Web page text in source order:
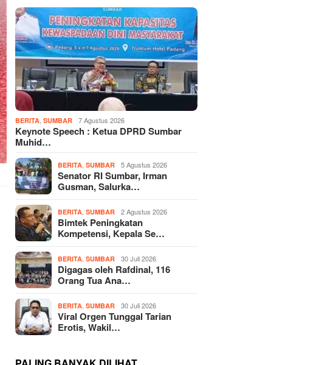
BERITA ,SUMBAR 7 Agustus 2026
Keynote Speech : Ketua DPRD Sumbar
Muhid…
BERITA ,SUMBAR 5 Agustus 2026
Senator RI Sumbar, Irman
Gusman, Salurka…
BERITA ,SUMBAR 2 Agustus 2026
Bimtek Peningkatan
Kompetensi, Kepala Se…
BERITA ,SUMBAR 30 Juli 2026
Digagas oleh Rafdinal, 116
Orang Tua Ana…
BERITA ,SUMBAR 30 Juli 2026
Viral Orgen Tunggal Tarian
Erotis, Wakil…